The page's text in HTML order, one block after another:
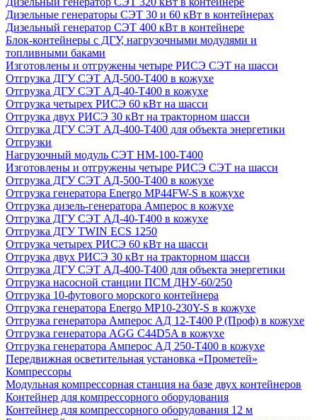
Дизельные генераторы СЭТ 30 и 60 кВт в контейнерах
Дизельный генератор СЭТ 400 кВт в контейнере
Блок-контейнеры с ДГУ, нагрузочными модулями и
топливными баками
Изготовлены и отгружены четыре РИСЭ СЭТ на шасси
Отгрузка ДГУ СЭТ АД-500-Т400 в кожухе
Отгрузка ДГУ СЭТ АД-40-Т400 в кожухе
Отгрузка четырех РИСЭ 60 кВт на шасси
Отгрузка двух РИСЭ 30 кВт на тракторном шасси
Отгрузка ДГУ СЭТ АД-400-Т400 для объекта энергетики
Отгрузки
Нагрузочный модуль СЭТ НМ-100-Т400
Изготовлены и отгружены четыре РИСЭ СЭТ на шасси
Отгрузка ДГУ СЭТ АД-500-Т400 в кожухе
Отгрузка генератора Energo MP44FW-S в кожухе
Отгрузка дизель-генератора Амперос в кожухе
Отгрузка ДГУ СЭТ АД-40-Т400 в кожухе
Отгрузка ДГУ TWIN ECS 1250
Отгрузка четырех РИСЭ 60 кВт на шасси
Отгрузка двух РИСЭ 30 кВт на тракторном шасси
Отгрузка ДГУ СЭТ АД-400-Т400 для объекта энергетики
Отгрузка насосной станции ПСМ ДНУ-60/250
Отгрузка 10-футового морского контейнера
Отгрузка генератора Energo MP10-230Y-S в кожухе
Отгрузка генератора Амперос АД 12-Т400 P (Проф) в кожухе
Отгрузка генератора AGG C44D5A в кожухе
Отгрузка генератора Амперос АД 250-Т400 в кожухе
Передвижная осветительная установка «Прометей»
Компрессоры
Модульная компрессорная станция на базе двух контейнеров
Контейнер для компрессорного оборудования
Контейнер для компрессорного оборудования 12 м